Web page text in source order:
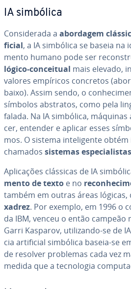
IA simbólica
Con­si­de­rada a abordagem
fi­cial, a IA simbólica se baseia
mento humano pode ser
lógico-con­cei­tual mais elevado,
valores empíricos concretos
baixo). Assim sendo, o
símbolos abstratos, como pela
falada. Na IA simbólica,
cer, entender e aplicar esses
mos. O sistema in­te­li­gente
chamados sistemas es­pe­ci­a­lis­tas
Apli­ca­ções clássicas de IA
mento de texto e no
também em outras áreas lógicas,
xadrez. Por exemplo, em 1996 o
da IBM, venceu o então campeão
Garri Kasparov, uti­li­zando-se de
cia ar­ti­fi­cial simbólica baseia-se
de resolver problemas cada vez
medida que a tec­no­lo­gia